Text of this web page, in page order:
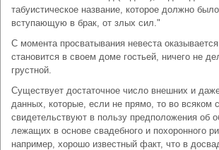
табуистическое название, которое должно
вступающую в брак, от злых сил."
С момента просватывания невеста
становится в своем доме гостьей, ничего не
грустной.
Существует достаточное число внешних и
данных, которые, если не прямо, то во всяком
свидетельствуют в пользу предположения об
лежащих в основе свадебного и похоронного
например, хорошо известный факт, что в